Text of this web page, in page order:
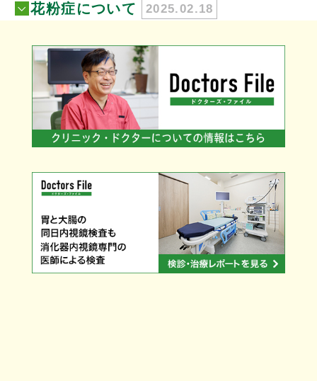
花粉症について 2025.02.18
治療を行っております。
花粉症でお悩みの方、気がかりな方はぜひ
お早めにご相談ください。
まずは診察をさせていただき、症状に合っ
たお薬の処方などを行います。
アレルギーの検査も可能です。
なお、受診の際、発熱、喉の痛み、咳があ
る場合は、発熱外来で診察させて頂きます
受診される前に予めご連絡くださいますよ
う、お願いいたします。
電子処方箋について